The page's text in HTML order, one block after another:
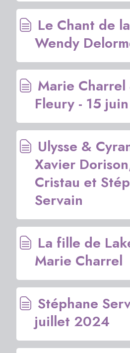
Le Chant de
Wendy
Marie
Fleury - 15
Ulysse &
Xavier
Cristau et
Servain
La fille de
Marie Charrel
Stéphane
juillet 2024